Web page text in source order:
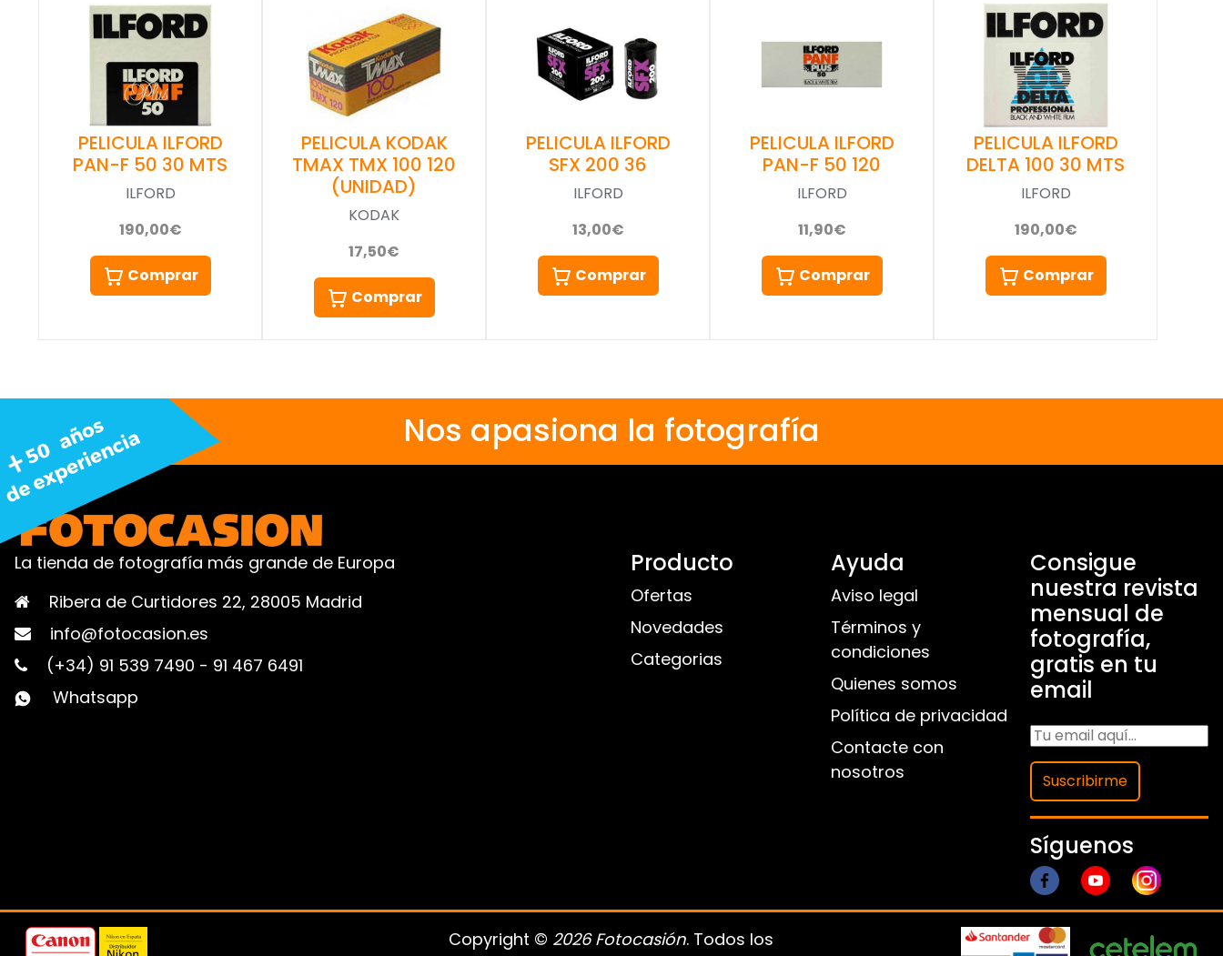
PELICULA ILFORD
PAN-F 50 30 MTS
ILFORD
190,00€
Comprar
PELICULA KODAK
TMAX TMX 100 120
(UNIDAD)
KODAK
17,50€
Comprar
PELICULA ILFORD
SFX 200 36
ILFORD
13,00€
Comprar
PELICULA ILFORD
PAN-F 50 120
ILFORD
11,90€
Comprar
PELICULA ILFORD
DELTA 100 30 MTS
ILFORD
190,00€
Comprar
Nos apasiona la fotografía
La tienda de fotografía más grande de Europa
Ribera de Curtidores 22, 28005 Madrid
info@fotocasion.es
(+34) 91 539 7490 - 91 467 6491
Whatsapp
Producto
Ofertas
Novedades
Categorias
Ayuda
Aviso legal
Términos y
condiciones
Quienes somos
Política de privacidad
Contacte con
nosotros
Consigue
nuestra revista
mensual de
fotografía,
gratis en tu
email
Suscribirme
Síguenos
Copyright © 2026 Fotocasión. Todos los